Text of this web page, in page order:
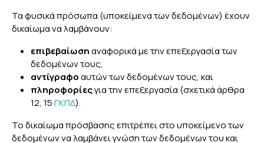
Τα φυσικά πρόσωπα (υποκείμενα των δεδομένων) έχουν
δικαίωμα να λαμβάνουν:
επιβεβαίωσηαναφορικά με την επεξεργασία των
δεδομένων τους,
αντίγραφοαυτών των δεδομένων τους, και
πληροφορίεςγια την επεξεργασία (σχετικά άρθρα
12, 15ΓΚΠΔ).
Το δικαίωμα πρόσβασης επιτρέπει στο υποκείμενο των
δεδομένων να λαμβάνει γνώση των δεδομένων του και